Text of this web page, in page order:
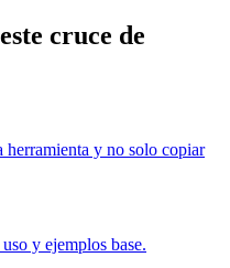
cruce de
herramienta y no solo copiar
y ejemplos base.